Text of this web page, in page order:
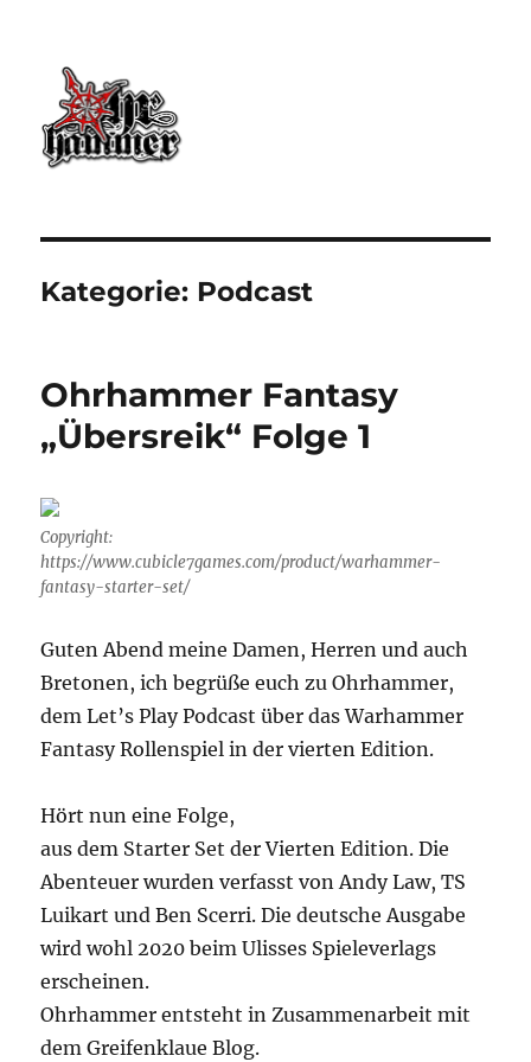
Ohrhammer.online
Kategorie: Podcast
Ohrhammer Fantasy
„Übersreik“ Folge 1
Copyright:
https://www.cubicle7games.com/product/warhammer-
fantasy-starter-set/
Guten Abend meine Damen, Herren und auch
Bretonen, ich begrüße euch zu Ohrhammer,
dem Let’s Play Podcast über das Warhammer
Fantasy Rollenspiel in der vierten Edition.
Hört nun eine Folge,
aus dem Starter Set der Vierten Edition. Die
Abenteuer wurden verfasst von Andy Law, TS
Luikart und Ben Scerri. Die deutsche Ausgabe
wird wohl 2020 beim Ulisses Spieleverlags
erscheinen.
Ohrhammer entsteht in Zusammenarbeit mit
dem Greifenklaue Blog.